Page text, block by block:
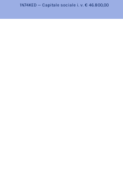
1N74KED — Capitale sociale i. v. € 46.800,00